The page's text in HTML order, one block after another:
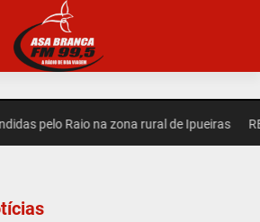
pelo Raio na zona rural de Ipueiras